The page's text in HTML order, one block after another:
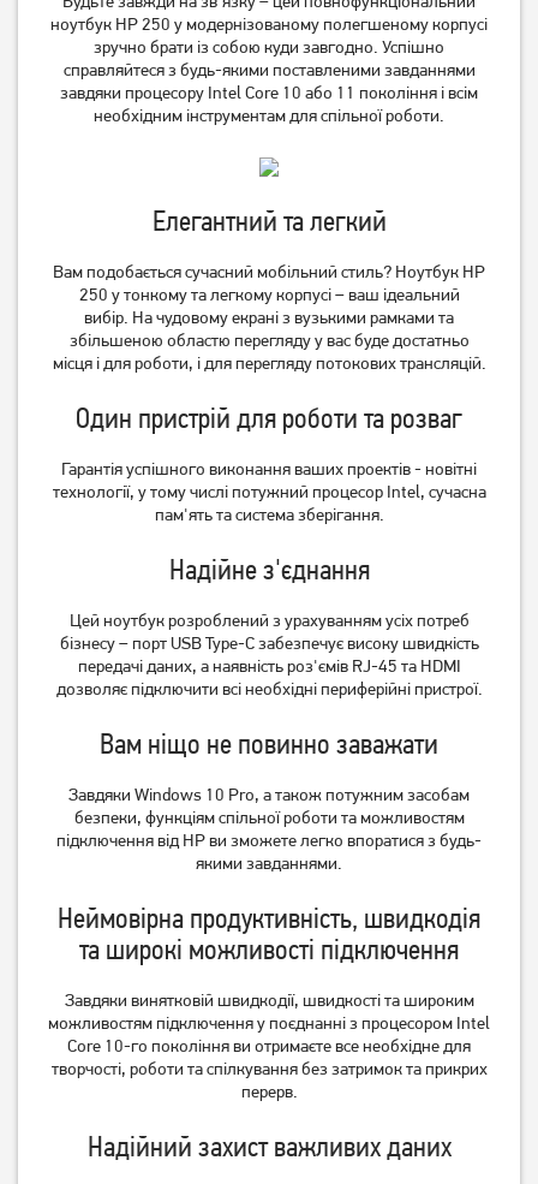
48 999грн 51 999грн
Ноутбук HP Envy 17-
cw0009ua (949X2EA)
47 999грн
Ноутбук Acer Aspire Lite
AL15-45P (NX.DLQEU.001)
30 999грн
AL16-54P-51BX
(NX.D76EU.002)
29 999грн
(90NB13Y2-M00W50)
34 999грн
Ноутбук Asus TUF Gaming
ноутбук HP 250 у модернізованому полегшеному корпусі
зручно брати із собою куди завгодно. Успішно
справляйтеся з будь-якими поставленими завданнями
завдяки процесору Intel Core 10 або 11 покоління і всім
необхідним інструментам для спільної роботи.
Елегантний та легкий
Вам подобається сучасний мобільний стиль? Ноутбук HP
250 у тонкому та легкому корпусі – ваш ідеальний
вибір. На чудовому екрані з вузькими рамками та
збільшеною областю перегляду у вас буде достатньо
місця і для роботи, і для перегляду потокових трансляцій.
Один пристрій для роботи та розваг
Гарантія успішного виконання ваших проектів - новітні
технології, у тому числі потужний процесор Intel, сучасна
пам'ять та система зберігання.
Надійне з'єднання
Цей ноутбук розроблений з урахуванням усіх потреб
бізнесу – порт USB Type-C забезпечує високу швидкість
передачі даних, а наявність роз'ємів RJ-45 та HDMI
дозволяє підключити всі необхідні периферійні пристрої.
Вам ніщо не повинно заважати
Завдяки Windows 10 Pro, а також потужним засобам
безпеки, функціям спільної роботи та можливостям
підключення від HP ви зможете легко впоратися з будь-
якими завданнями.
Неймовірна продуктивність, швидкодія
та широкі можливості підключення
Завдяки винятковій швидкодії, швидкості та широким
можливостям підключення у поєднанні з процесором Intel
Core 10-го покоління ви отримаєте все необхідне для
творчості, роботи та спілкування без затримок та прикрих
перерв.
Надійний захист важливих даних